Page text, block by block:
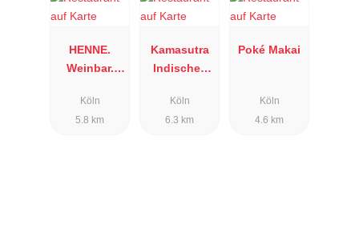
HENNE.
Weinbar.
Köln
5.8 km
Kamasutra
Indisches
Köln
6.3 km
Poké Makai
Köln
4.6 km